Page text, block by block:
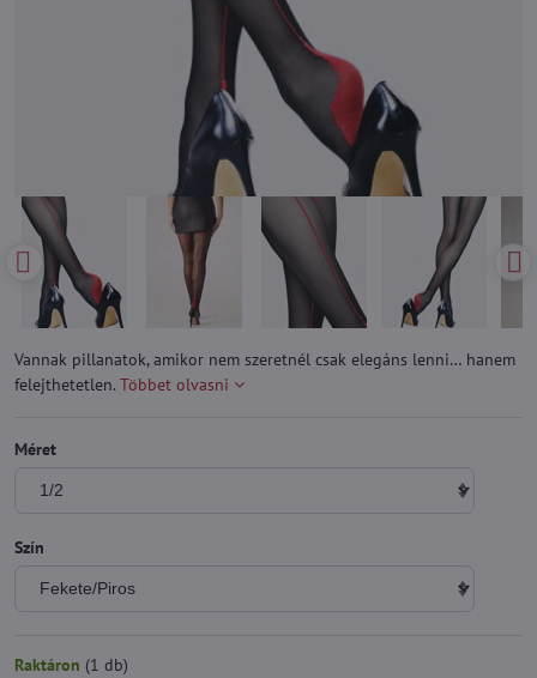
Vannak pillanatok, amikor nem szeretnél csak elegáns lenni… hanem
felejthetetlen. Többet olvasni
Méret
Szín
Raktáron (1 db)